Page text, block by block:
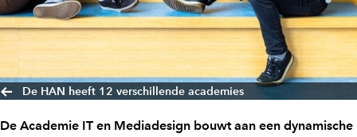
De HAN heeft 12 verschillende academies
De Academie IT en Mediadesign bouwt aan een dynamische